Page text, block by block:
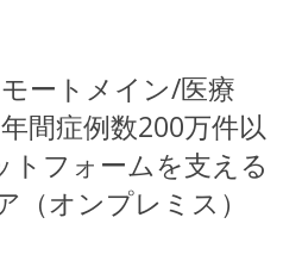
ートメイン/医療
間症例数200万件以
トフォームを支える
オンプレミス）